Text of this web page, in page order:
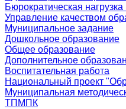
Бюрократическая
Управление качеством
Муниципальное задание
Дошкольное образование
Общее образование
Дополнительное
Воспитательная работа
Национальный проект
Муниципальная
ТПМПК